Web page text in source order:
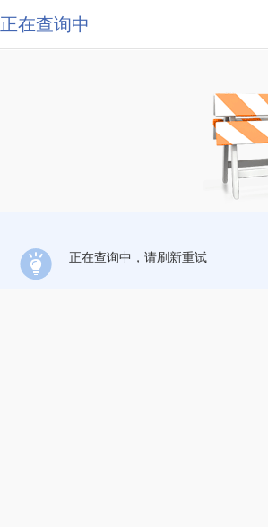
正在查询中
正在查询中，请刷新重试